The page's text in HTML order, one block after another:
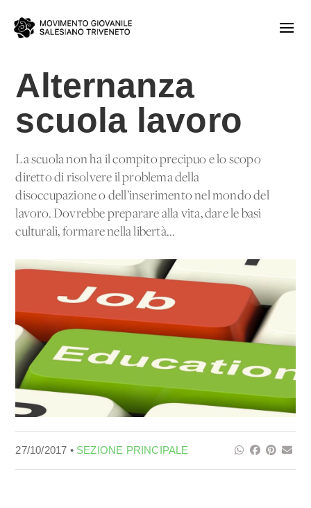
Alternanza
scuola lavoro
La scuola non ha il compito precipuo e lo scopo
diretto di risolvere il problema della
disoccupazione o dell’inserimento nel mondo del
lavoro. Dovrebbe preparare alla vita, dare le basi
culturali, formare nella libertà...
27/10/2017 • SEZIONE PRINCIPALE